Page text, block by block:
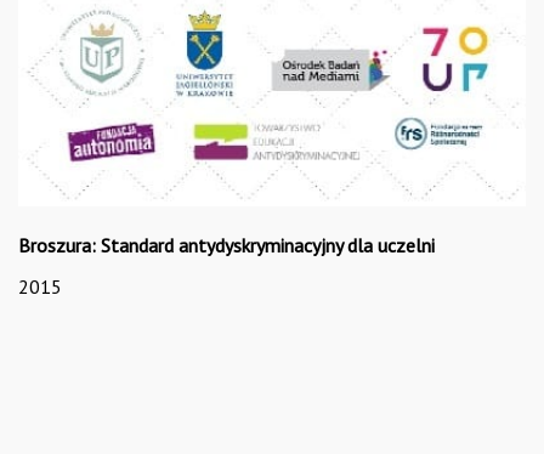
Broszura: Standard antydyskryminacyjny dla uczelni
2015